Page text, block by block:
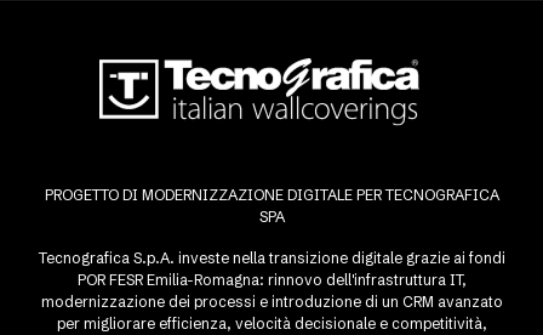
PROGETTO DI MODERNIZZAZIONE DIGITALE PER TECNOGRAFICA
SPA
Tecnografica S.p.A. investe nella transizione digitale grazie ai fondi
POR FESR Emilia-Romagna: rinnovo dell'infrastruttura IT,
modernizzazione dei processi e introduzione di un CRM avanzato
per migliorare efficienza, velocità decisionale e competitività,